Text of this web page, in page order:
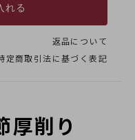
れる
返品について
定商取引法に基づく表記
厚削り